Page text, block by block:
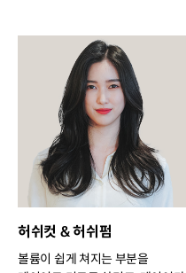
허쉬컷 & 허쉬펌
볼륨이 쉽게 쳐지는 부분을